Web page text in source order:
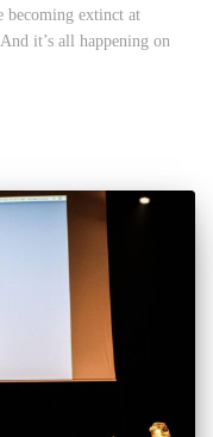
becoming extinct at
it’s all happening on